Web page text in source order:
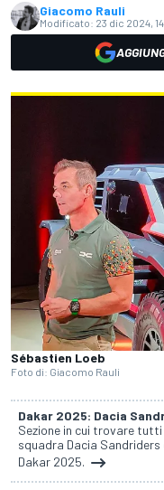
Giacomo Rauli
Modificato: 23 dic 2024,
Sébastien Loeb
Foto di: Giacomo Rauli
Dakar 2025: Dacia
Sezione in cui trovare
squadra Dacia
Dakar 2025.